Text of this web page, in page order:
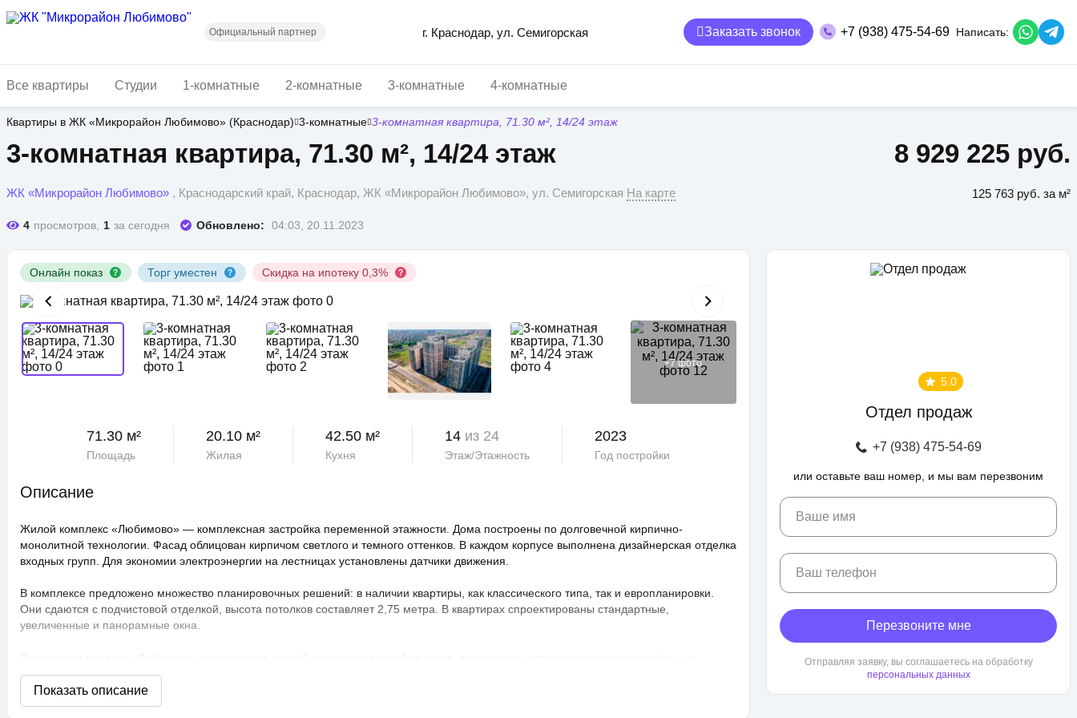
Официальный партнер г. Краснодар, ул. Семигорская Заказать звонок +7 (938) 475-54-69 Написать:
Все квартиры Студии 1-комнатные 2-комнатные 3-комнатные 4-комнатные
Квартиры в ЖК «Микрорайон Любимово» (Краснодар) 3-комнатные 3-комнатная квартира, 71.30 м², 14/24 этаж
3-комнатная квартира, 71.30 м², 14/24 этаж 8 929 225 руб.
ЖК «Микрорайон Любимово» , Краснодарский край, Краснодар, ЖК «Микрорайон Любимово», ул. Семигорская На карте 125 763 руб. за м²
4 просмотров, 1 за сегодня Обновлено: 04:03, 20.11.2023
Онлайн показ Торг уместен Скидка на ипотеку 0,3%
+7 фото
71.30 м²
Площадь
20.10 м²
Жилая
42.50 м²
Кухня
14 из 24
Этаж/Этажность
2023
Год постройки
Описание
Жилой комплекс «Любимово» — комплексная застройка переменной этажности. Дома построены по долговечной кирпично-
монолитной технологии. Фасад облицован кирпичом светлого и темного оттенков. В каждом корпусе выполнена дизайнерская отделка
входных групп. Для экономии электроэнергии на лестницах установлены датчики движения.
В комплексе предложено множество планировочных решений: в наличии квартиры, как классического типа, так и европланировки.
Они сдаются с подчистовой отделкой, высота потолков составляет 2,75 метра. В квартирах спроектированы стандартные,
увеличенные и панорамные окна.
распознаванием лиц и управлением через приложение. Придомовая территория благоустроена, на ней проведено озеленение по
технологии сезонного цветения, выполнен многоуровневый ландшафтный дизайн. Во дворе расположены детские и спортивные
площадки, профессиональные площадки для групповых видов спорта, зоны отдыха с беседками, спроектирован бульвар и
5.0
Отдел продаж
+7 (938) 475-54-69
или оставьте ваш номер, и мы вам перезвоним
Ваше имя
Ваш телефон
Перезвоните мне
Отправляя заявку, вы соглашаетесь на обработку
персональных данных